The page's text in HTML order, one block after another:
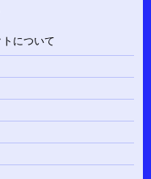
について